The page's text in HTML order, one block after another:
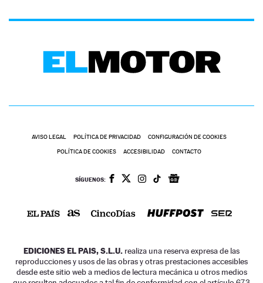
AVISO LEGAL POLÍTICA DE PRIVACIDAD CONFIGURACIÓN DE COOKIES
POLÍTICA DE COOKIES ACCESIBILIDAD CONTACTO
SÍGUENOS:
EDICIONES EL PAIS, S.L.U. realiza una reserva expresa de las
reproducciones y usos de las obras y otras prestaciones accesibles
desde este sitio web a medios de lectura mecánica u otros medios